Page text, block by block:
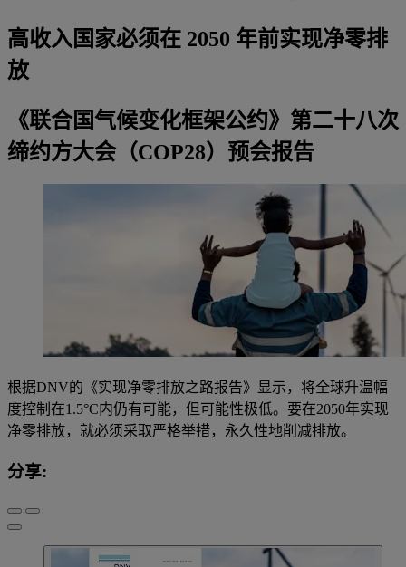
高收入国家必须在 2050 年前实现净零排
放
《联合国气候变化框架公约》第二十八次
缔约方大会（COP28）预会报告
根据DNV的《实现净零排放之路报告》显示，将全球升温幅
度控制在1.5°C内仍有可能，但可能性极低。要在2050年实现
净零排放，就必须采取严格举措，永久性地削减排放。
分享: